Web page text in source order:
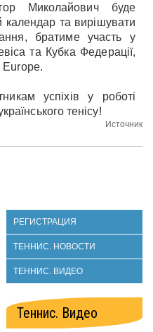
Миколайович буде
календар та вирішувати
братиме участь у
та Кубка Федерації,
Europe.
успіхів у роботі
тенісу!
Источник
РЕГИСТРАЦИЯ
ТЕННИС. НОВОСТИ
ТЕННИС. ВИДЕО
Теннис. Видео